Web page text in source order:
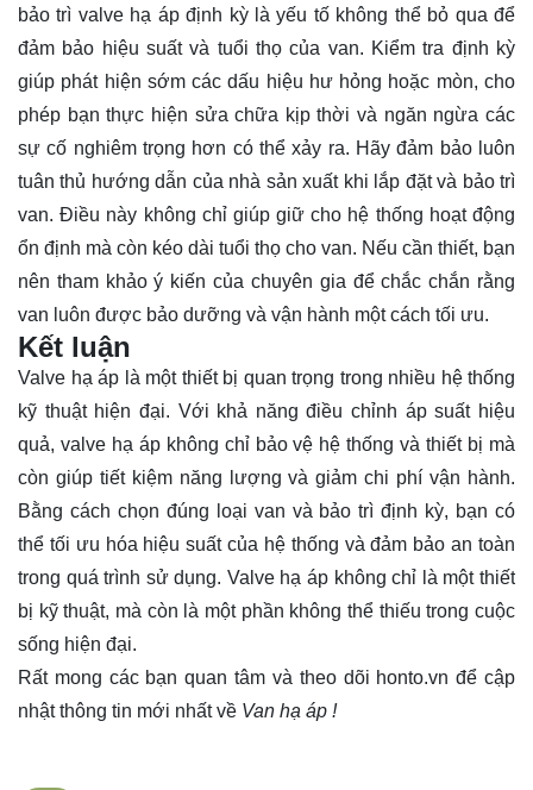
bảo trì valve hạ áp định kỳ là yếu tố không thể bỏ qua để
đảm bảo hiệu suất và tuổi thọ của van. Kiểm tra định kỳ
giúp phát hiện sớm các dấu hiệu hư hỏng hoặc mòn, cho
phép bạn thực hiện sửa chữa kịp thời và ngăn ngừa các
sự cố nghiêm trọng hơn có thể xảy ra. Hãy đảm bảo luôn
tuân thủ hướng dẫn của nhà sản xuất khi lắp đặt và bảo trì
van. Điều này không chỉ giúp giữ cho hệ thống hoạt động
ổn định mà còn kéo dài tuổi thọ cho van. Nếu cần thiết, bạn
nên tham khảo ý kiến ​​của chuyên gia để chắc chắn rằng
van luôn được bảo dưỡng và vận hành một cách tối ưu.
Kết luận
Valve hạ áp là một thiết bị quan trọng trong nhiều hệ thống
kỹ thuật hiện đại. Với khả năng điều chỉnh áp suất hiệu
quả, valve hạ áp không chỉ bảo vệ hệ thống và thiết bị mà
còn giúp tiết kiệm năng lượng và giảm chi phí vận hành.
Bằng cách chọn đúng loại van và bảo trì định kỳ, bạn có
thể tối ưu hóa hiệu suất của hệ thống và đảm bảo an toàn
trong quá trình sử dụng. Valve hạ áp không chỉ là một thiết
bị kỹ thuật, mà còn là một phần không thể thiếu trong cuộc
sống hiện đại.
Rất mong các bạn quan tâm và theo dõi honto.vn để cập
nhật thông tin mới nhất về Van hạ áp !